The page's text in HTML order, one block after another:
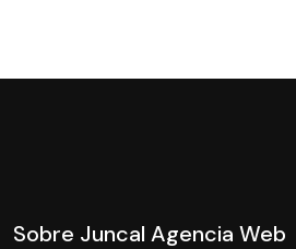
Sobre Juncal Agencia Web